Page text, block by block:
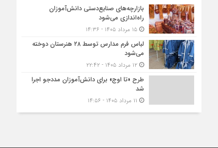
بازارچه‌های صنایع‌دستی دانش‌آموزان
راه‌اندازی می‌شود
۱۵ مرداد ۱۴۰۵ - ۱۴:۳۶
لباس فرم مدارس توسط ۲۸ هنرستان‌ دوخته
می‌شود
۱۲ مرداد ۱۴۰۵ - ۲۲:۴۲
طرح «تا اوج» برای دانش‌آموزان مددجو اجرا
شد